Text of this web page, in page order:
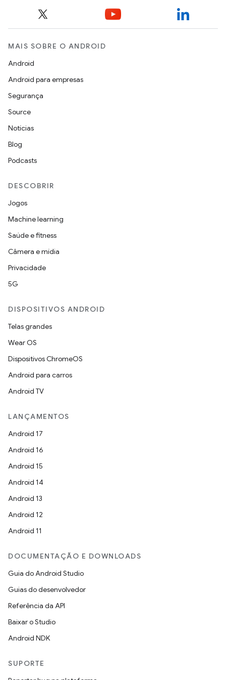
MAIS SOBRE O ANDROID
Android
Android para empresas
Segurança
Source
Notícias
Blog
Podcasts
DESCOBRIR
Jogos
Machine learning
Saúde e fitness
Câmera e mídia
Privacidade
5G
DISPOSITIVOS ANDROID
Telas grandes
Wear OS
Dispositivos ChromeOS
Android para carros
Android TV
LANÇAMENTOS
Android 17
Android 16
Android 15
Android 14
Android 13
Android 12
Android 11
DOCUMENTAÇÃO E DOWNLOADS
Guia do Android Studio
Guias do desenvolvedor
Referência da API
Baixar o Studio
Android NDK
SUPORTE